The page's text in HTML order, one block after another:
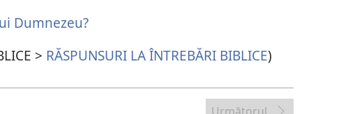
Dumnezeu?
> RĂSPUNSURI LA ÎNTREBĂRI BIBLICE)